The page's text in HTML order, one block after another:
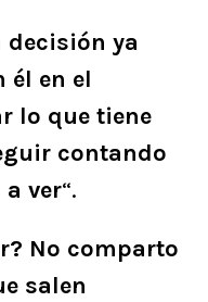
decisión ya
él en el
lo que tiene
contando
a ver“.
No comparto
salen